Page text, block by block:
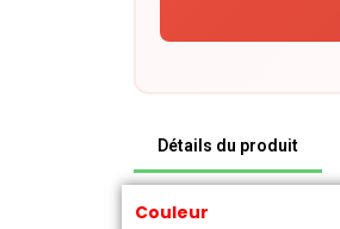
Détails du produit
Couleur